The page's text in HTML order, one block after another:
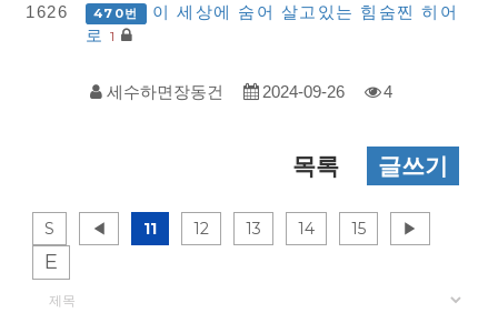
1626 470번
이 세상에 숨어 살고있는 힘숨찐 히어
로 1
세수하면장동건 2024-09-26 4
목록 글쓰기
S ◀ 11 12 13 14 15 ▶
E